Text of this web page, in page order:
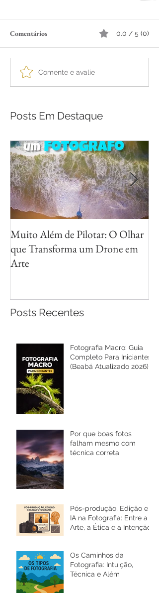
Comentários 0.0 / 5 (0)
Comente e avalie
Posts Em Destaque
Muito Além de Pilotar: O Olhar
que Transforma um Drone em
Arte
Posts Recentes
Fotografia Macro: Guia
Completo Para Iniciantes
(Beabá Atualizado 2026)
Por que boas fotos
falham mesmo com
técnica correta
Pós-produção, Edição e
IA na Fotografia: Entre a
Arte, a Ética e a Intenção
Os Caminhos da
Fotografia: Intuição,
Técnica e Além